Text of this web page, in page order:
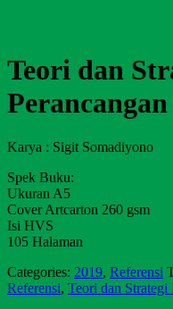
Teori dan
Karya : Sigit Somadiyono
Spek Buku:
Ukuran A5
Cover Artcarton 260 gsm
Isi HVS
105 Halaman
Categories: 2019, Referensi
Referensi, Teori dan Strategi